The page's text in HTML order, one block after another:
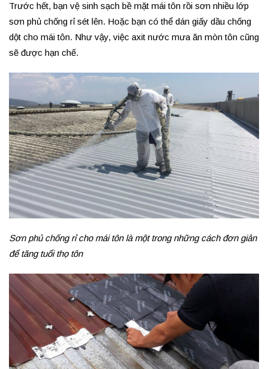
Trước hết, bạn vệ sinh sạch bề mặt mái tôn rồi sơn nhiều lớp
sơn phủ chống rỉ sét lên. Hoặc bạn có thể dán giấy dầu chống
dột cho mái tôn. Như vậy, việc axit nước mưa ăn mòn tôn cũng
sẽ được hạn chế.
Sơn phủ chống rỉ cho mái tôn là một trong những cách đơn giản
để tăng tuổi thọ tôn